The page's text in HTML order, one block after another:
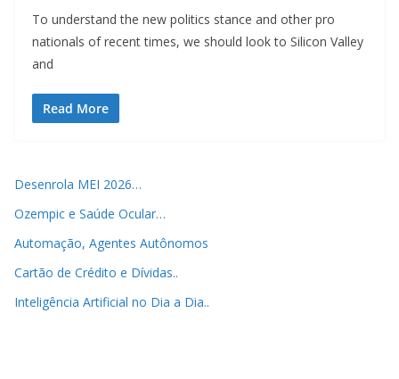
To understand the new politics stance and other pro
nationals of recent times, we should look to Silicon Valley
and
Read More
Desenrola MEI 2026…
Ozempic e Saúde Ocular…
Automação, Agentes Autônomos
Cartão de Crédito e Dívidas..
Inteligência Artificial no Dia a Dia..